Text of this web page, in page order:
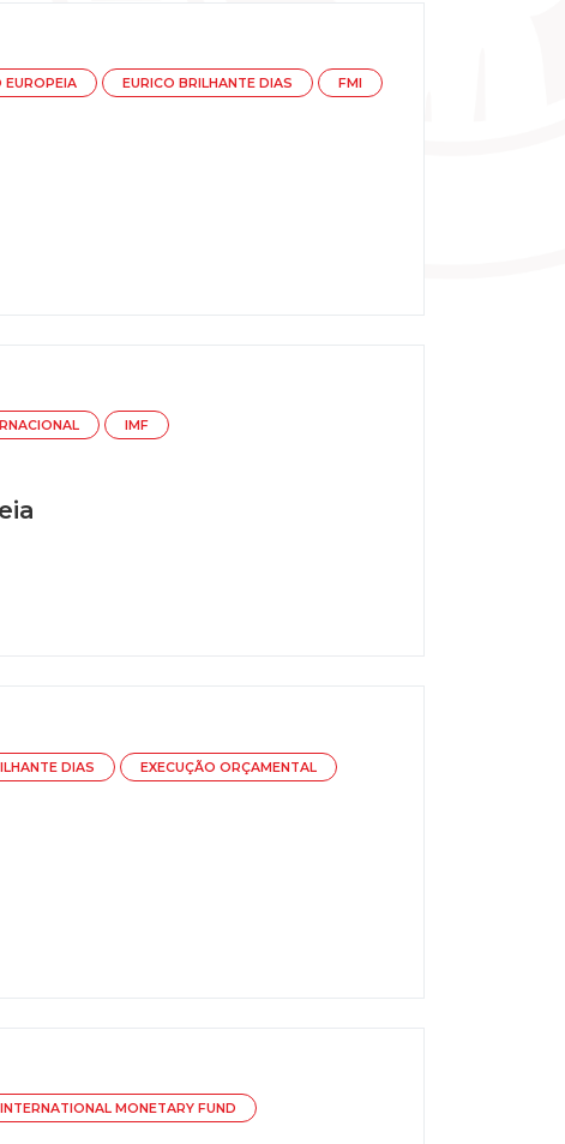
EUROPEIA EURICO BRILHANTE DIAS FMI
IMF
DIAS EXECUÇÃO ORÇAMENTAL
INTERNATIONAL MONETARY FUND